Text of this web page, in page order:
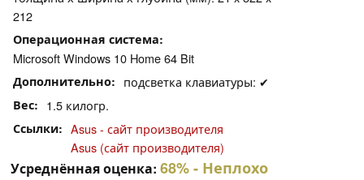
212
Операционная система
Microsoft Windows 10 Home 64 Bit
Дополнительно подсветка клавиатуры: ✔
Вес 1.5 килогр.
Ссылки
Asus - сайт производителя
Asus (сайт производителя)
Усреднённая оценка: 68%- Неплохо